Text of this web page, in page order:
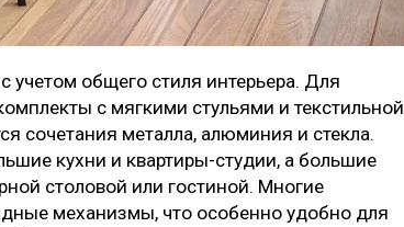
общего стиля интерьера. Для
с мягкими стульями и текстильной
сочетания металла, алюминия и стекла.
кухни и квартиры-студии, а большие
столовой или гостиной. Многие
механизмы, что особенно удобно для